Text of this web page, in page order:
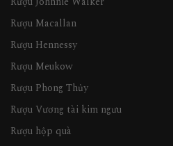
Rượu Macallan
Rượu Hennessy
Rượu Meukow
Rượu Phong Thủy
Rượu Vương tài kim ngưu
Rượu hộp quà